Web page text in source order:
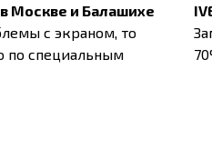
Москве и Балашихе
с экраном, то
по специальным